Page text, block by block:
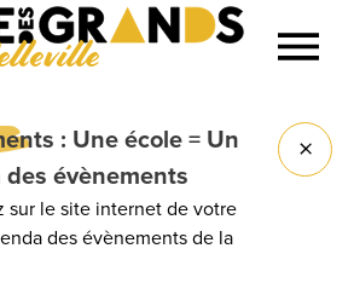
Lancer la recherche
: Une école = Un
évènements
sur le site internet de votre
des évènements de la